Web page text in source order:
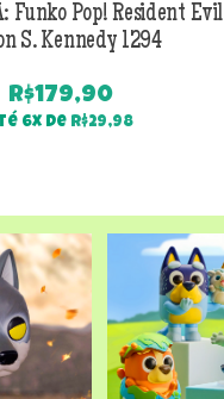
Funko Pop! Resident Evil
S. Kennedy 1294
R$179,90
6x de R$29,98